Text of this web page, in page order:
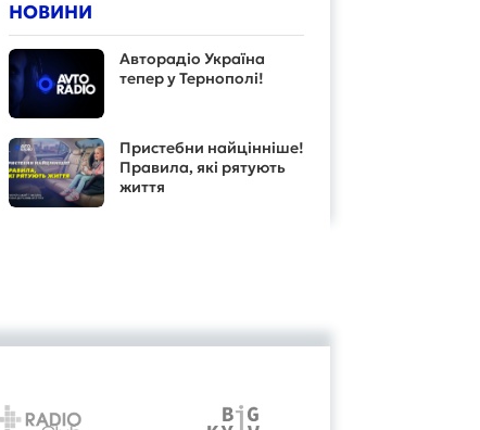
НОВИНИ
Авторадіо Україна
тепер у Тернополі!
Пристебни найцінніше!
Правила, які рятують
життя